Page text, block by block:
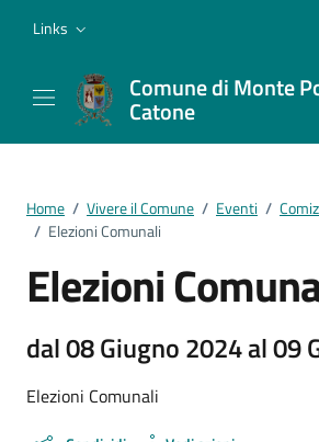
Links
Comune di Monte
Catone
Home / Vivere il Comune / Eventi /
/ Elezioni Comunali
Elezioni
dal 08 Giugno 2024 al 09
Elezioni Comunali